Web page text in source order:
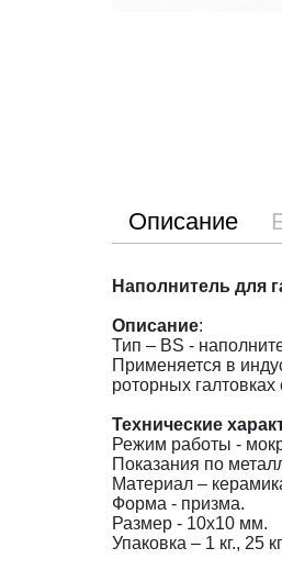
Описание
Наполнитель для
Описание:
Тип – BS -
Применяется в
роторных галтовках
Технические
Режим работы -
Показания по
Материал –
Форма - призма.
Размер - 10х10 мм.
Упаковка – 1 кг., 25